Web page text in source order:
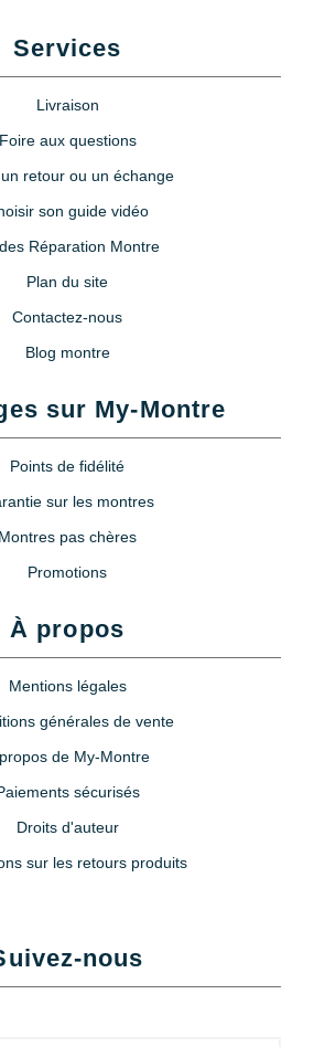
Services
Livraison
Foire aux questions
retour ou un échange
son guide vidéo
Réparation Montre
Plan du site
Contactez-nous
Blog montre
sur My-Montre
Points de fidélité
sur les montres
Montres pas chères
Promotions
À propos
Mentions légales
générales de vente
de My-Montre
sécurisés
Droits d'auteur
sur les retours produits
nous